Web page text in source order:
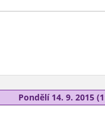
Pondělí 14. 9. 2015